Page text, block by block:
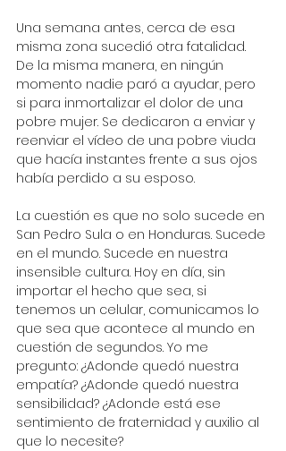
Una semana antes, cerca de esa
misma zona sucedió otra fatalidad.
De la misma manera, en ningún
momento nadie paró a ayudar, pero
si para inmortalizar el dolor de una
pobre mujer. Se dedicaron a enviar y
reenviar el vídeo de una pobre viuda
que hacía instantes frente a sus ojos
había perdido a su esposo.
La cuestión es que no solo sucede en
San Pedro Sula o en Honduras. Sucede
en el mundo. Sucede en nuestra
insensible cultura. Hoy en día, sin
importar el hecho que sea, si
tenemos un celular, comunicamos lo
que sea que acontece al mundo en
cuestión de segundos. Yo me
pregunto: ¿Adonde quedó nuestra
empatía? ¿Adonde quedó nuestra
sensibilidad? ¿Adonde está ese
sentimiento de fraternidad y auxilio al
que lo necesite?